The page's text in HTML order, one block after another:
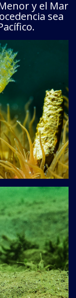
y el Mar
sea